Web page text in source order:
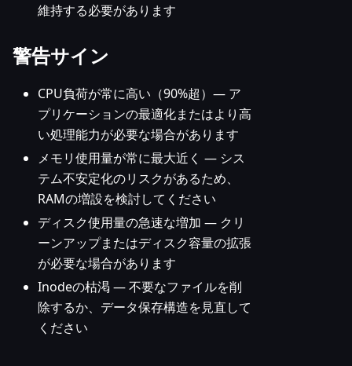
維持する必要があります
警告サイン
CPU負荷が常に高い（90%超）— ア
プリケーションの最適化またはより高
い処理能力が必要な場合があります
メモリ使用量が常に最大近く — シス
テム不安定化のリスクがあるため、
RAMの増設を検討してください
ディスク使用量の急速な増加 — クリ
ーンアップまたはディスク容量の拡張
が必要な場合があります
Inodeの枯渇 — 不要なファイルを削
除するか、データ保存構造を見直して
ください